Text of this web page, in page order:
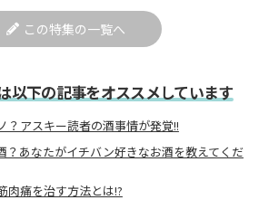
この特集の一覧へ
以下の記事をオススメしています
？アスキー読者の酒事情が発覚!!
？あなたがイチバン好きなお酒を教えてくだ
肉痛を治す方法とは!?